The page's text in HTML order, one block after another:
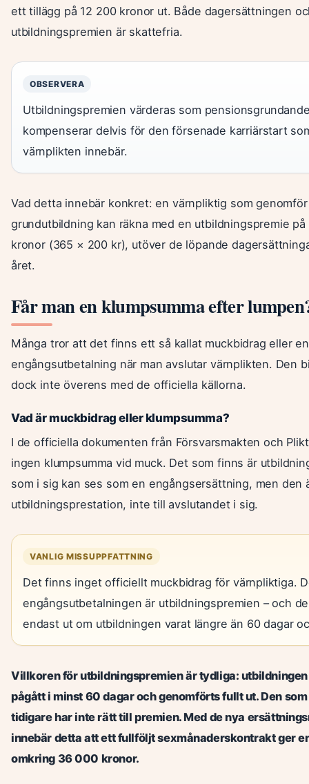
ett tillägg på 12 200 kronor ut. Både dagersättningen
utbildningspremien är skattefria.
OBSERVERA
Utbildningspremien värderas som
kompenserar delvis för den försenade karriärstart
värnplikten innebär.
Vad detta innebär konkret: en värnpliktig som
grundutbildning kan räkna med en utbildningspremie
kronor (365 × 200 kr), utöver de löpande
året.
Får man en klumpsumma efter
Många tror att det finns ett så kallat muckbidrag eller en
engångsutbetalning när man avslutar värnplikten. Den
dock inte överens med de officiella källorna.
Vad är muckbidrag eller klumpsumma?
I de officiella dokumenten från Försvarsmakten och
ingen klumpsumma vid muck. Det som finns är
som i sig kan ses som en engångsersättning, men den
utbildningsprestation, inte till avslutandet i sig.
VANLIG MISSUPPFATTNING
Det finns inget officiellt muckbidrag för värnpliktiga.
engångsutbetalningen är utbildningspremien – och
endast ut om utbildningen varat längre än 60 dagar
Villkoren för utbildningspremien är tydliga: utbildningen
pågått i minst 60 dagar och genomförts fullt ut. Den
tidigare har inte rätt till premien. Med de nya
innebär detta att ett fullföljt sexmånaderskontrakt ger
omkring 36 000 kronor.